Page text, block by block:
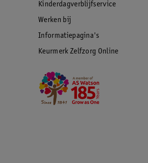
Kinderdagverblijfservice
Werken bij
Informatiepagina's
Keurmerk Zelfzorg Online